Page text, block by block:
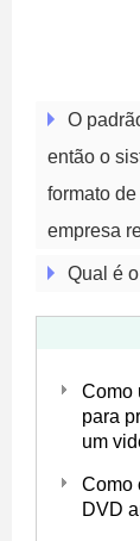
O
então o
formato
empresa
Qual é
Como
para
um
Como
DVD